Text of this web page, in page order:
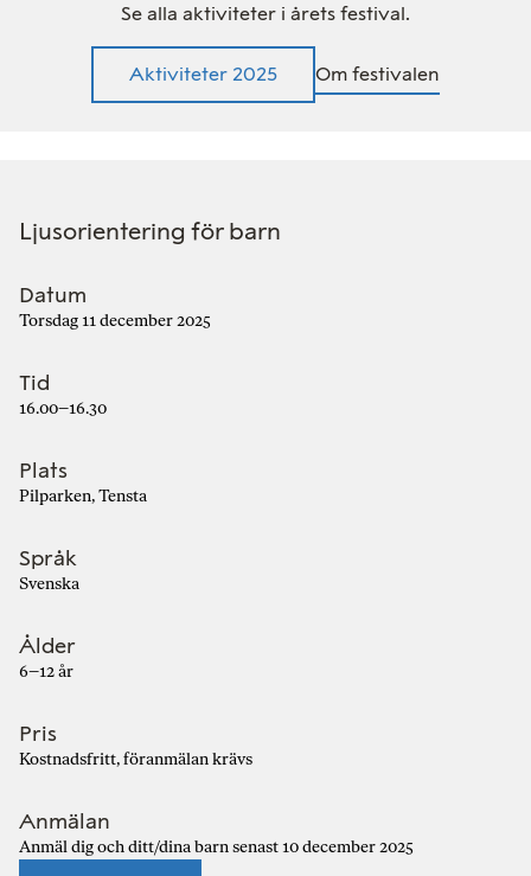
Se alla aktiviteter i årets festival.
Aktiviteter 2025 Om festivalen
Ljusorientering för barn
Datum
Torsdag 11 december 2025
Tid
16.00–16.30
Plats
Pilparken, Tensta
Språk
Svenska
Ålder
6–12 år
Pris
Kostnadsfritt, föranmälan krävs
Anmälan
Anmäl dig och ditt/dina barn senast 10 december 2025